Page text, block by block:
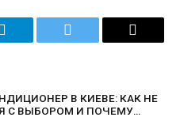
Telegram Twitter Email
В КИЕВЕ: КАК НЕ
С ВЫБОРОМ И ПОЧЕМУ